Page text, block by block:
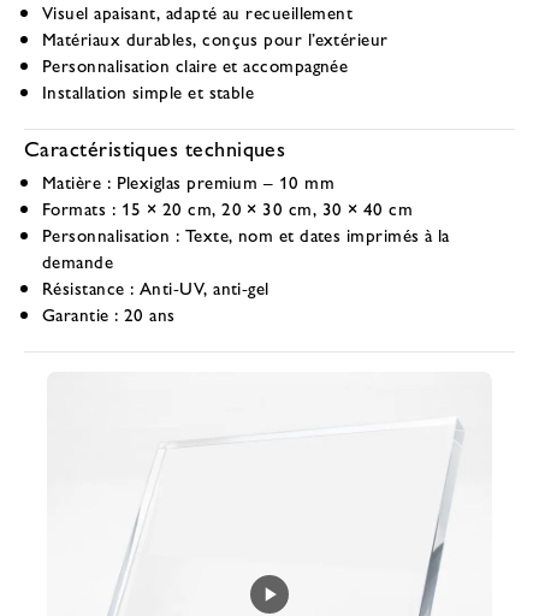
Visuel apaisant, adapté au recueillement
Matériaux durables, conçus pour l’extérieur
Personnalisation claire et accompagnée
Installation simple et stable
Caractéristiques techniques
Matière : Plexiglas premium – 10 mm
Formats : 15 × 20 cm, 20 × 30 cm, 30 × 40 cm
Personnalisation : Texte, nom et dates imprimés à la
demande
Résistance : Anti-UV, anti-gel
Garantie : 20 ans